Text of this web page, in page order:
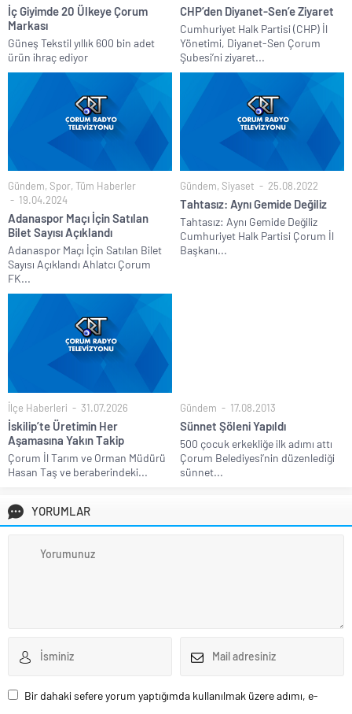
İç Giyimde 20 Ülkeye Çorum
Markası
Güneş Tekstil yıllık 600 bin adet
ürün ihraç ediyor
CHP’den Diyanet-Sen’e Ziyaret
Cumhuriyet Halk Partisi (CHP) İl
Yönetimi, Diyanet-Sen Çorum
Şubesi’ni ziyaret...
Gündem, Spor, Tüm Haberler
19.04.2024
Adanaspor Maçı İçin Satılan
Bilet Sayısı Açıklandı
Adanaspor Maçı İçin Satılan Bilet
Sayısı Açıklandı Ahlatcı Çorum
FK...
Gündem, Siyaset 25.08.2022
Tahtasız: Aynı Gemide Değiliz
Tahtasız: Aynı Gemide Değiliz
Cumhuriyet Halk Partisi Çorum İl
Başkanı...
İlçe Haberleri 31.07.2026
İskilip’te Üretimin Her
Aşamasına Yakın Takip
Çorum İl Tarım ve Orman Müdürü
Hasan Taş ve beraberindeki...
Gündem 17.08.2013
Sünnet Şöleni Yapıldı
500 çocuk erkekliğe ilk adımı attı
Çorum Belediyesi’nin düzenlediği
sünnet...
YORUMLAR
Bir dahaki sefere yorum yaptığımda kullanılmak üzere adımı, e-